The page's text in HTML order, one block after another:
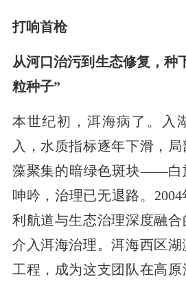
打响首枪
从河口治污到生态修复，种
粒种子”
本世纪初，洱海病了。入
入，水质指标逐年下滑，
藻聚集的暗绿色斑块——白
呻吟，治理已无退路。
利航道与生态治理深度融
介入洱海治理。洱海西区湖
工程，成为这支团队在高